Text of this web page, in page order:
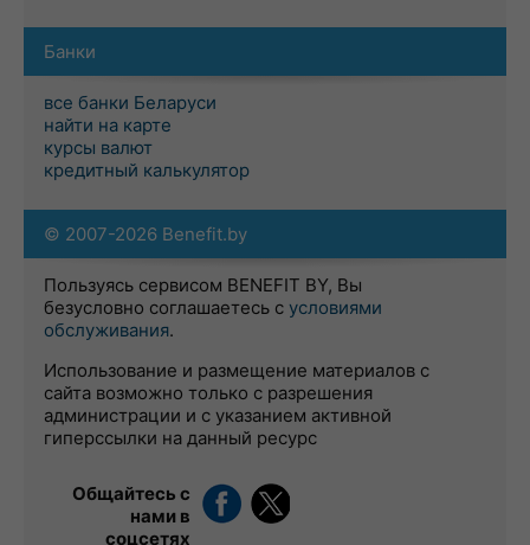
Банки
все банки Беларуси
найти на карте
курсы валют
кредитный калькулятор
© 2007-2026 Benefit.by
Пользуясь сервисом BENEFIT BY, Вы
безусловно соглашаетесь с условиями
обслуживания.
Использование и размещение материалов с
сайта возможно только с разрешения
администрации и с указанием активной
гиперссылки на данный ресурс
Общайтесь с
нами в
соцсетях